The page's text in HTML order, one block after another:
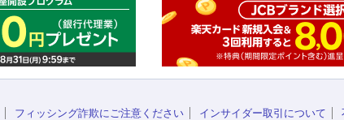
フィッシング詐欺にご注意ください インサイダー取引について